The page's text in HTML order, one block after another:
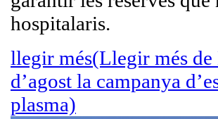
hospitalaris.
llegir més(Llegir més
d’agost la campanya
plasma)